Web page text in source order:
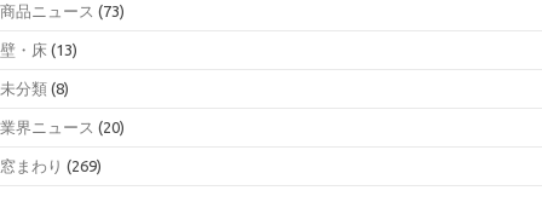
商品ニュース (73)
壁・床 (13)
未分類 (8)
業界ニュース (20)
窓まわり (269)